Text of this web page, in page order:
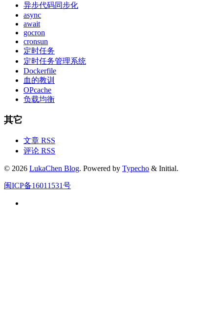
异步代码同步化
async
await
gocron
cronsun
定时任务
定时任务管理系统
Dockerfile
血的教训
OPcache
负载均衡
其它
文章 RSS
评论 RSS
© 2026 LukaChen Blog. Powered by Typecho & Initial.
闽ICP备16011531号